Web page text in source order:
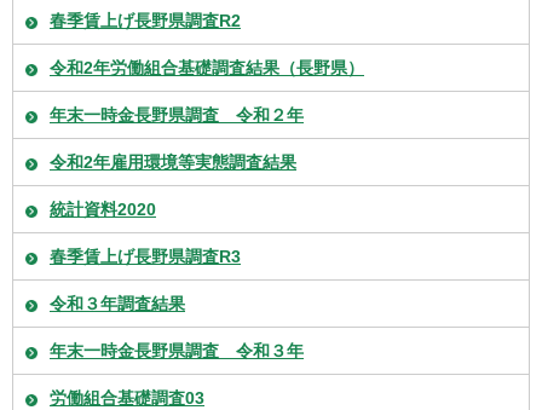
春季賃上げ長野県調査R2
令和2年労働組合基礎調査結果（長野県）
年末一時金長野県調査 令和２年
令和2年雇用環境等実態調査結果
統計資料2020
春季賃上げ長野県調査R3
令和３年調査結果
年末一時金長野県調査 令和３年
労働組合基礎調査03